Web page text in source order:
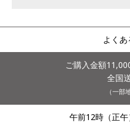
よくあ
ご購入金額
全国
（一部
午前12時（正